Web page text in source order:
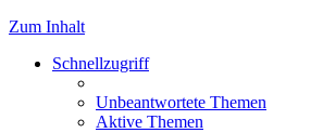
Zum Inhalt
Schnellzugriff
Unbeantwortete Themen
Aktive Themen